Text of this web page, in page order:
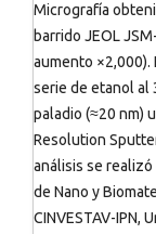
Micrografía
barrido JEOL
aumento ×2,000).
serie de etanol al
paladio (≈20 nm)
Resolution
análisis se
de Nano y
CINVESTAV-IPN,